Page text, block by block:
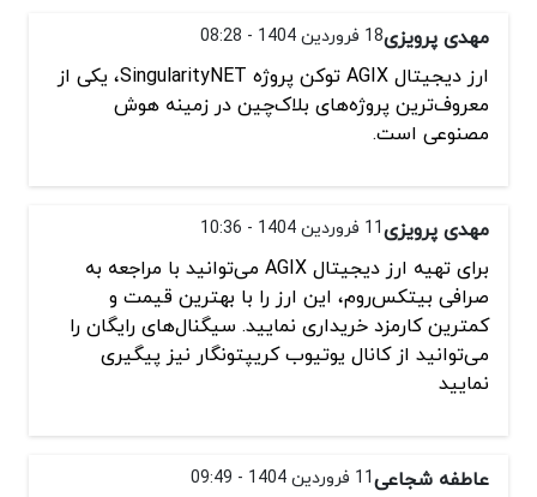
مهدی پرویزی18 فروردین 1404 - 08:28
ارز دیجیتال AGIX توکن پروژه SingularityNET، یکی از
معروف‌ترین پروژه‌های بلاک‌چین در زمینه هوش
مصنوعی است.
مهدی پرویزی11 فروردین 1404 - 10:36
برای تهیه ارز دیجیتال AGIX می‌توانید با مراجعه به
صرافی بیتکس‌روم، این ارز را با بهترین قیمت و
کمترین کارمزد خریداری نمایید. سیگنال‌های رایگان را
می‌توانید از کانال یوتیوب کریپتونگار نیز پیگیری
نمایید
عاطفه شجاعی11 فروردین 1404 - 09:49